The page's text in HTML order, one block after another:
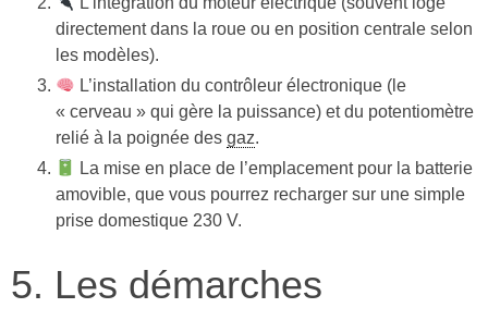
directement dans la roue ou en position centrale selon
les modèles).
L’installation du contrôleur électronique (le
« cerveau » qui gère la puissance) et du potentiomètre
relié à la poignée des gaz.
La mise en place de l’emplacement pour la batterie
amovible, que vous pourrez recharger sur une simple
prise domestique 230 V.
5. Les démarches